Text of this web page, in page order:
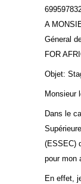
A
Géneral
FOR
Objet:
Monsieur
Dans le
(ESSEC)
pour mon
En effet,